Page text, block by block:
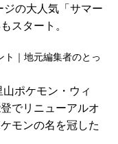
ジの大人気「サマー
スタート。
｜地元編集者のとっ
山ポケモン・ウィ
でリニューアルオ
モンの名を冠した